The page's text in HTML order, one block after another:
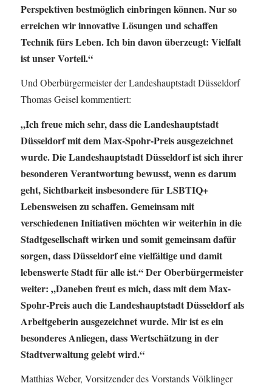
Perspektiven bestmöglich einbringen können. Nur so
erreichen wir innovative Lösungen und schaffen
Technik fürs Leben. Ich bin davon überzeugt: Vielfalt
ist unser Vorteil.“
Und Oberbürgermeister der Landeshauptstadt Düsseldorf
Thomas Geisel kommentiert:
„Ich freue mich sehr, dass die Landeshauptstadt
Düsseldorf mit dem Max-Spohr-Preis ausgezeichnet
wurde. Die Landeshauptstadt Düsseldorf ist sich ihrer
besonderen Verantwortung bewusst, wenn es darum
geht, Sichtbarkeit insbesondere für LSBTIQ+
Lebensweisen zu schaffen. Gemeinsam mit
verschiedenen Initiativen möchten wir weiterhin in die
Stadtgesellschaft wirken und somit gemeinsam dafür
sorgen, dass Düsseldorf eine vielfältige und damit
lebenswerte Stadt für alle ist.“ Der Oberbürgermeister
weiter: „Daneben freut es mich, dass mit dem Max-
Spohr-Preis auch die Landeshauptstadt Düsseldorf als
Arbeitgeberin ausgezeichnet wurde. Mir ist es ein
besonderes Anliegen, dass Wertschätzung in der
Stadtverwaltung gelebt wird.“
Matthias Weber, Vorsitzender des Vorstands Völklinger